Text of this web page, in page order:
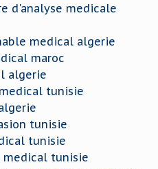
d'analyse medicale
medical algerie
maroc
algerie
tunisie
tunisie
tunisie
tunisie